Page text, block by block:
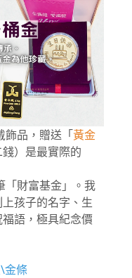
飾品，贈送「黃金
）是最實際的
「財富基金」。我
孩子的名字、生
語，極具紀念價
金條